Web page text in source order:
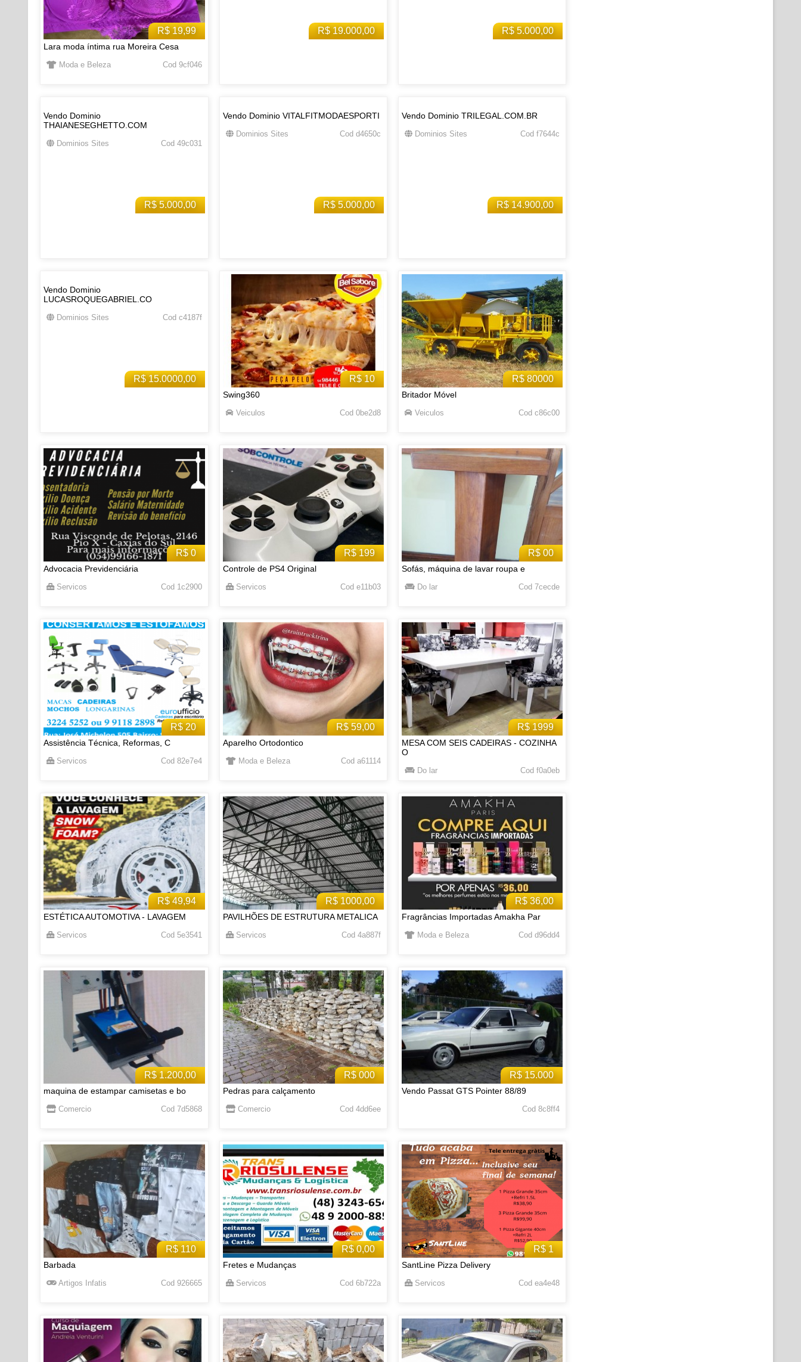
R$ 19,99
Lara moda íntima rua Moreira Cesa
Moda e Beleza Cod 9cf046
R$ 19.000,00 R$ 5.000,00
R$ 5.000,00
Vendo Dominio
THAIANESEGHETTO.COM
Dominios Sites Cod 49c031
R$ 5.000,00
Vendo Dominio VITALFITMODAESPORTI
Dominios Sites Cod d4650c
R$ 14.900,00
Vendo Dominio TRILEGAL.COM.BR
Dominios Sites Cod f7644c
R$ 15.0000,00
Vendo Dominio
LUCASROQUEGABRIEL.CO
Dominios Sites Cod c4187f
R$ 10
Swing360
Veiculos Cod 0be2d8
R$ 80000
Britador Móvel
Veiculos Cod c86c00
R$ 0
Advocacia Previdenciária
Servicos Cod 1c2900
R$ 199
Controle de PS4 Original
Servicos Cod e11b03
R$ 00
Sofás, máquina de lavar roupa e
Do lar Cod 7cecde
R$ 20
Assistência Técnica, Reformas, C
Servicos Cod 82e7e4
R$ 59,00
Aparelho Ortodontico
Moda e Beleza Cod a61114
R$ 1999
MESA COM SEIS CADEIRAS - COZINHA
O
Do lar Cod f0a0eb
R$ 49,94
ESTÉTICA AUTOMOTIVA - LAVAGEM
Servicos Cod 5e3541
R$ 1000,00
PAVILHÕES DE ESTRUTURA METALICA
Servicos Cod 4a887f
R$ 36,00
Fragrâncias Importadas Amakha Par
Moda e Beleza Cod d96dd4
R$ 1.200,00
maquina de estampar camisetas e bo
Comercio Cod 7d5868
R$ 000
Pedras para calçamento
Comercio Cod 4dd6ee
R$ 15.000
Vendo Passat GTS Pointer 88/89
Cod 8c8ff4
R$ 110
Barbada
Artigos Infatis Cod 926665
R$ 0,00
Fretes e Mudanças
Servicos Cod 6b722a
R$ 1
SantLine Pizza Delivery
Servicos Cod ea4e48